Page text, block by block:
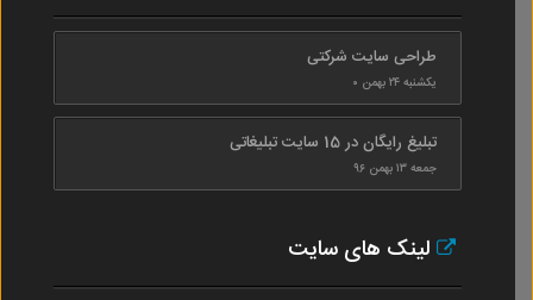
طراحی سایت شرکتی
یکشنبه ۲۴ بهمن ۰
تبلیغ رایگان در 15 سایت تبلیغاتی
جمعه ۱۳ بهمن ۹۶
لینک های سایت